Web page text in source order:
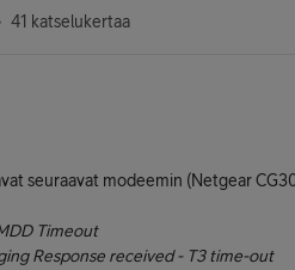
41 katselukertaa
seuraavat modeemin (Netgear
Timeout
Response received - T3 time-out